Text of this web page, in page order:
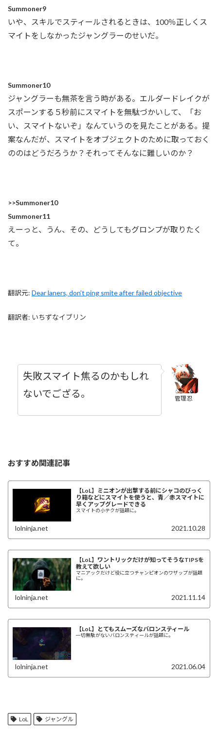
Summoner9
いや、スキルでスティールされるときは、100％正しくス
マイトをしなかったジャングラーのせいだ。
Summoner10
ジャングラーも無茶を言う時がある。エルダードレイクが
スポーンする５秒前にスマイトを無駄づかいして、「お
い、スマイトないぞ」なんていうのを見たことがある。提
案なんだが、スマイトをオブジェクトのために取っておく
ののはどうだろうか？それってそんなに難しいのか？
>>Summoner10
Summoner11
えーっと、うん、その、どうしてもグロンプが取りたく
て。
翻訳元: Dear laners, don’t ping smite after failed objective
翻訳者: いちずなイブリン
管理忍
失敗スマイト焦るのかもしれ
ないでござる。
おすすめ関連記事
【LoL】ミニオンが出撃する前にシャコのびっく
り箱などにスマイトを使うと、青／赤スマイトに
早くアップグレードできる
スマイトの小テクが話題に。
lolninja.net 2021.10.28
【LoL】ワントリックだけが知ってそうなTIPSを
教えて欲しい
マニアックだけど役に立つチャンピオンのワザップが話題
に。
lolninja.net 2021.11.14
【LoL】とてもスムーズなバロンスティール
一切無駄がないバロンスティールが話題に。
lolninja.net 2021.06.04
LoL ジャングル